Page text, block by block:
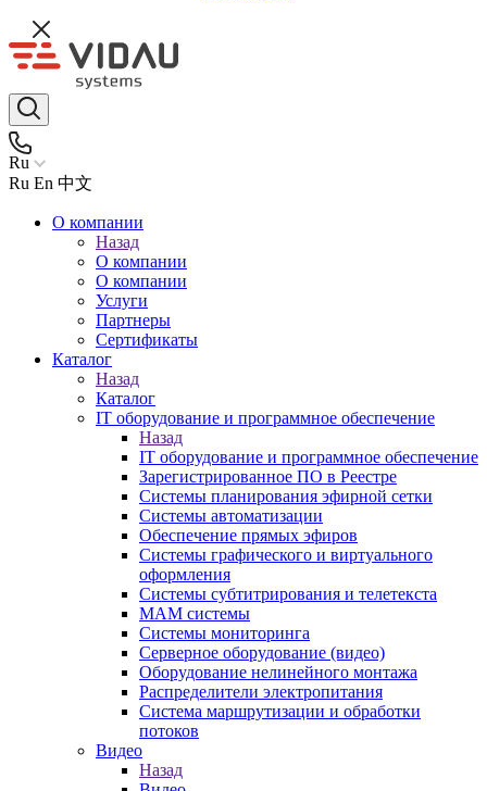
Ru
Ru En 中文
О компании
Назад
О компании
О компании
Услуги
Партнеры
Сертификаты
Каталог
Назад
Каталог
IT оборудование и программное обеспечение
Назад
IT оборудование и программное обеспечение
Зарегистрированное ПО в Реестре
Системы планирования эфирной сетки
Системы автоматизации
Обеспечение прямых эфиров
Системы графического и виртуального
оформления
Системы субтитрирования и телетекста
MAM системы
Системы мониторинга
Серверное оборудование (видео)
Оборудование нелинейного монтажа
Распределители электропитания
Система маршрутизации и обработки
потоков
Видео
Назад